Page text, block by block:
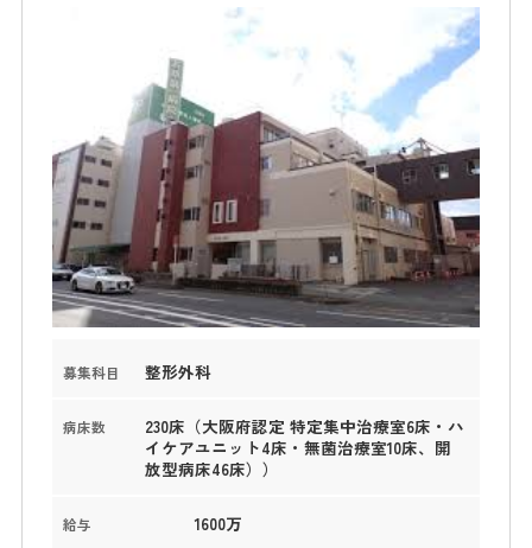
募集科目 整形外科
病床数
230床（大阪府認定 特定集中治療室6床・ハ
イケアユニット4床・無菌治療室10床、開
放型病床46床））
給与 1600万